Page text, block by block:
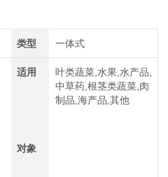
类型 一体式
适用
对象
叶类蔬菜,水果,水产品,
中草药,根茎类蔬菜,肉
制品,海产品,其他